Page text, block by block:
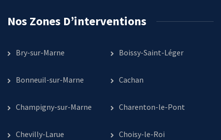
Nos Zones D’interventions
Bry-sur-Marne Boissy-Saint-Léger
Bonneuil-sur-Marne Cachan
Champigny-sur-Marne Charenton-le-Pont
Chevilly-Larue Choisy-le-Roi